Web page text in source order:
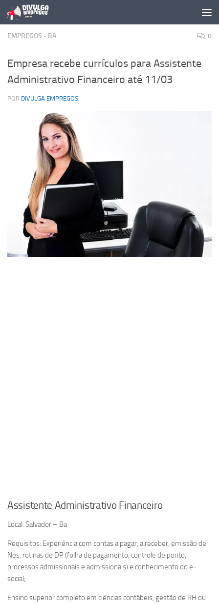
Skip to content
EMPREGOS - BA 0
Empresa recebe currículos para Assistente
Administrativo Financeiro até 11/03
POR DIVULGA EMPREGOS
Assistente Administrativo Financeiro
Local: Salvador – Ba
Requisitos: Experiência com contas a pagar, a receber, emissão de
Nes, rotinas de DP (folha de pagamento, controle de ponto,
processos admissionais e admissionais) e conhecimento do e-
social;
Ensino superior completo em ciências contábeis, gestão de RH ou